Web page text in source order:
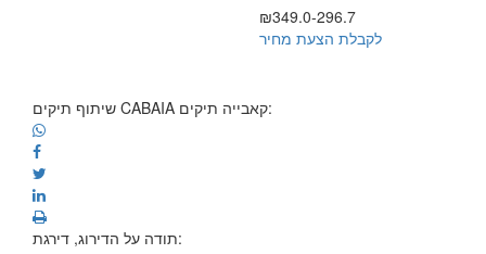
₪349.0-296.7
לקבלת הצעת מחיר
שיתוף תיקים CABAIA קאבייה תיקים:
תודה על הדירוג, דירגת: